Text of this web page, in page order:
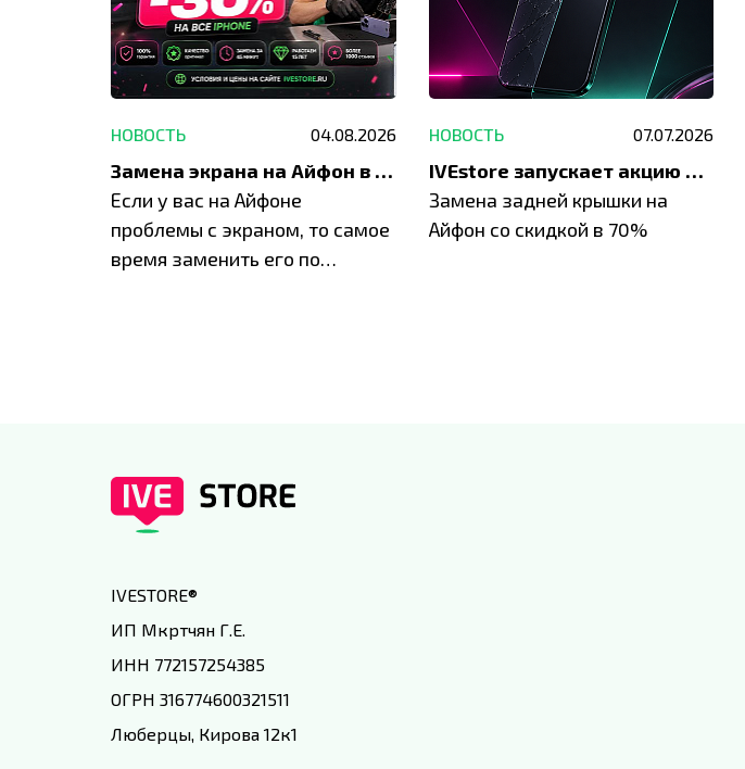
НОВОСТЬ 04.08.2026
Замена экрана на Айфон в Москве и Балашихе
Если у вас на Айфоне
проблемы с экраном, то самое
время заменить его по
НОВОСТЬ 07.07.2026
IVEstore запускает акцию на замену заднего стекла
Замена задней крышки на
Айфон со скидкой в 70%
IVESTORE®
ИП Мкртчян Г.Е.
ИНН 772157254385
ОГРН 316774600321511
Люберцы, Кирова 12к1